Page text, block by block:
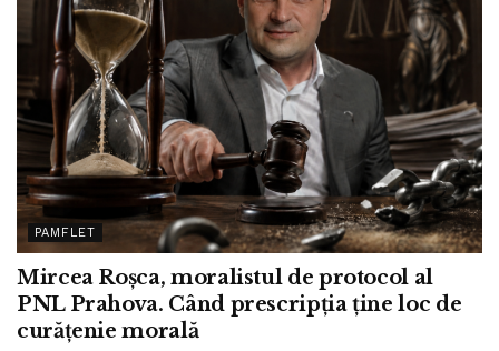
PAMFLET
Mircea Roșca, moralistul de protocol al
PNL Prahova. Când prescripția ține loc de
curățenie morală